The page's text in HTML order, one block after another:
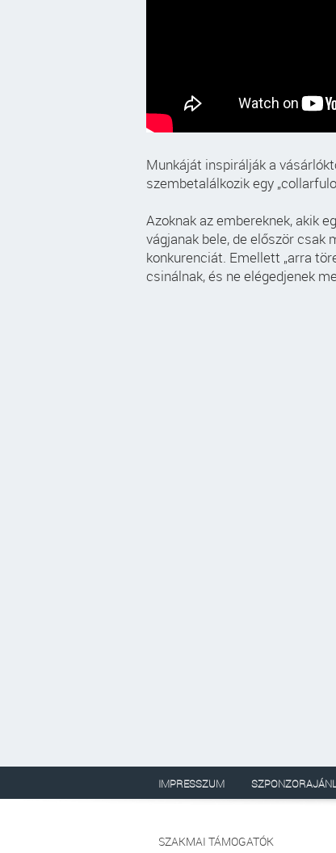
Munkáját inspirálják a
szembetalálkozik egy
Azoknak az embereknek, akik
vágjanak bele, de először csak
konkurenciát. Emellett „arra
csinálnak, és ne elégedjenek
IMPRESSZUM
SZAKMAI TÁMOGATÓK